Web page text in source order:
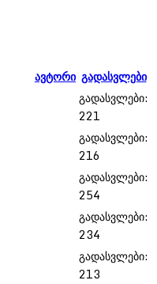
ავტორი გადასვლები
გადასვლები:
221
გადასვლები:
216
გადასვლები:
254
გადასვლები:
234
გადასვლები:
213